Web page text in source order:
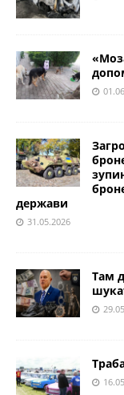
держави
31.05.2026
Там